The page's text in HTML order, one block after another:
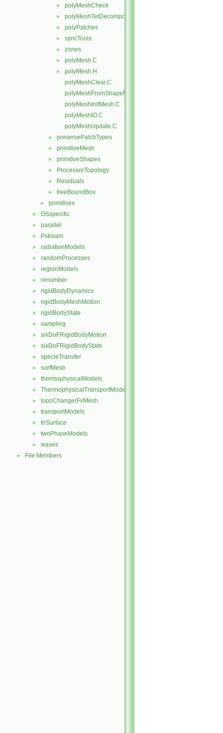
► polyMeshCheck
► polyMeshTetDecomposition
► polyPatches
► syncTools
► zones
► polyMesh.C
►
polyMesh.H
polyMeshClear.C
polyMeshFromShapeMesh.C
polyMeshInitMesh.C
polyMeshIO.C
polyMeshUpdate.C
► preservePatchTypes
► primitiveMesh
► primitiveShapes
► ProcessorTopology
► Residuals
► treeBoundBox
► primitives
► OSspecific
► parallel
► Pstream
► radiationModels
► randomProcesses
► regionModels
► renumber
► rigidBodyDynamics
► rigidBodyMeshMotion
► rigidBodyState
► sampling
► sixDoFRigidBodyMotion
► sixDoFRigidBodyState
► specieTransfer
► surfMesh
► thermophysicalModels
► ThermophysicalTransportModels
► topoChangerFvMesh
► transportModels
► triSurface
► twoPhaseModels
► waves
► File Members